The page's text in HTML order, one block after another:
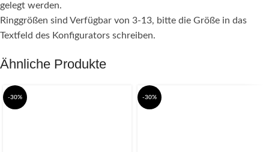
gelegt werden.
Ringgrößen sind Verfügbar von 3-13, bitte die Größe in das
Textfeld des Konfigurators schreiben.
Ähnliche Produkte
-30% -30%